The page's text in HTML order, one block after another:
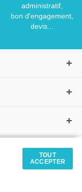
administratif,
bon d'engagement,
devis...
TOUT
ACCEPTER